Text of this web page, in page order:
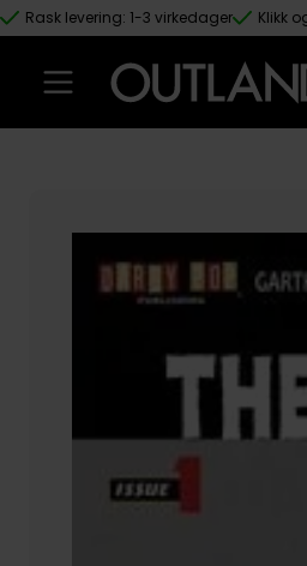
Hopp til hovedinnhold
Rask levering: 1-3 virkedager Klikk